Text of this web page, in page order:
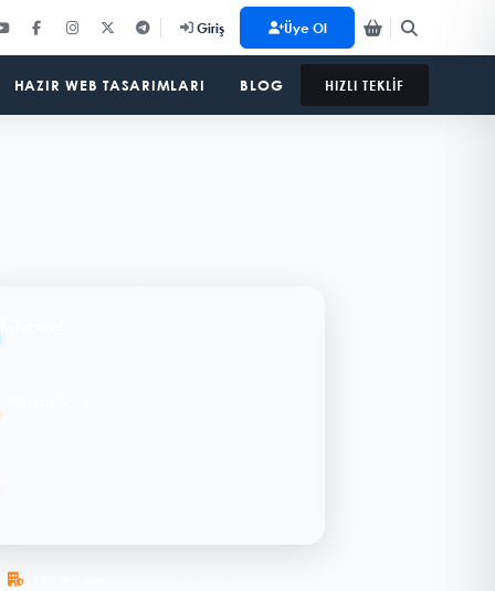
Giriş Üye Ol
HAZIR WEB TASARIMLARI BLOG HIZLI TEKLİF
E-Ticaret
Hosting & SSL
Google Ads